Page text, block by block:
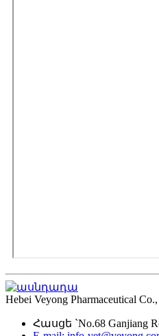
Hebei Veyong Pharmaceutical
Հասցե `No.68 Ganjiang